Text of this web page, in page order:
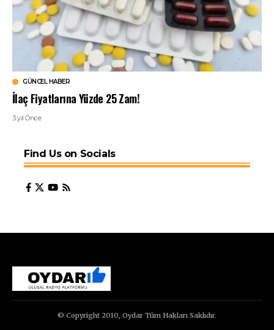
GÜNCEL HABER
İlaç Fiyatlarına Yüzde 25 Zam!
3 yıl Önce
Find Us on Socials
© Copyright 2010, Oydar Tüm Hakları Saklıdır.